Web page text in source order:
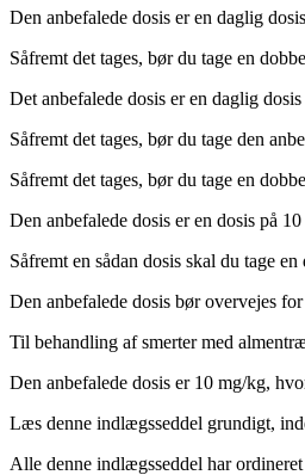
Den anbefalede dosis er en daglig
Såfremt det tages, bør du tage en
Det anbefalede dosis er en daglig
Såfremt det tages, bør du tage den
Såfremt det tages, bør du tage en
Den anbefalede dosis er en dosis på
Såfremt en sådan dosis skal du tage
Den anbefalede dosis bør overvejes
Til behandling af smerter med
Den anbefalede dosis er 10 mg/kg,
Læs denne indlægsseddel grundigt,
Alle denne indlægsseddel har